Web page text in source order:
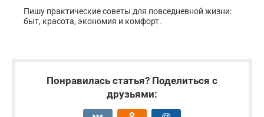
Пишу практические советы для повседневной жизни:
быт, красота, экономия и комфорт.
Понравилась статья? Поделиться с
друзьями: